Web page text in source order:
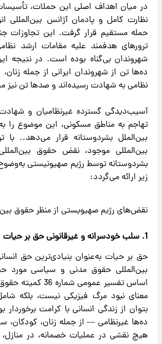
در میان اهداف اصلی این حملات،
نظارت کامل و پادمان آژانس بین‌المللی
حمله مستقیم قرار گرفت. این تجاوزات
ترورهای هدفمند علیه مقامات ارشد
شهروندان بی‌گناه بوده است. در نتیجه
ده‌ها تن از شهروندان ایرانی از جمله
نظامی به شهادت رسیده‌اند و صدها تن نیز
آسیب‌دیدگی گسترده غیرنظامیان و
تهاجم به مناطق مسکونی، این موضوع
بین‌الملل بشردوستانه قرار می‌دهد..
بین‌المللی موجود، نقض حقوق
بشردوستانه توسط رژیم صهیونیستی
زیر ارائه می‌گردد:
نقض‌های رژیم صهیویستی از منظر حقوق
1. سلب خودسرانه و غیرقانونی حق بر حیات
بین‌المللی حقوق مدنی و سیاسی مورد
اساس تفسیر عمومی
معنای نبود مرگ فیزیکی نیست، بلکه
بتوان از زندگی انسانی با کرامت
ده‌ها غیرنظامی — از جمله زنان، کودکان،
هیچ نقشی در عملیات خصمانه، در منازل،